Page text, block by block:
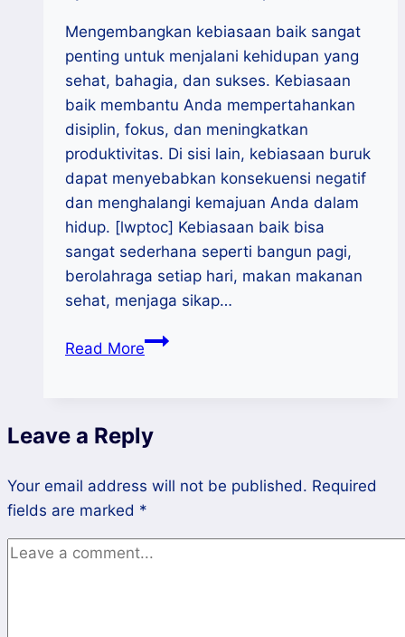
Mengembangkan kebiasaan baik sangat
penting untuk menjalani kehidupan yang
sehat, bahagia, dan sukses. Kebiasaan
baik membantu Anda mempertahankan
disiplin, fokus, dan meningkatkan
produktivitas. Di sisi lain, kebiasaan buruk
dapat menyebabkan konsekuensi negatif
dan menghalangi kemajuan Anda dalam
hidup. [lwptoc] Kebiasaan baik bisa
sangat sederhana seperti bangun pagi,
berolahraga setiap hari, makan makanan
sehat, menjaga sikap…
Read MoreKebiasaan
Buruk:
Membangun
Kebiasaan
Baik
Untuk
Leave a Reply
Your email address will not be published. Required
fields are marked *